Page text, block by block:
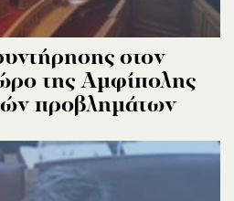
στον
της Αμφίπολης
προβλημάτων